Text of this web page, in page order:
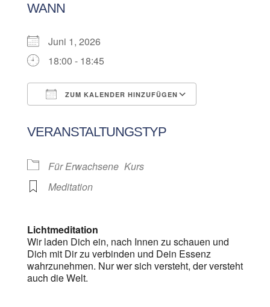
WANN
Juni 1, 2026
18:00 - 18:45
ZUM KALENDER HINZUFÜGEN
VERANSTALTUNGSTYP
Für Erwachsene Kurs
Meditation
Lichtmeditation
Wir laden Dich ein, nach Innen zu schauen und
Dich mit Dir zu verbinden und Dein Essenz
wahrzunehmen. Nur wer sich versteht, der versteht
auch die Welt.